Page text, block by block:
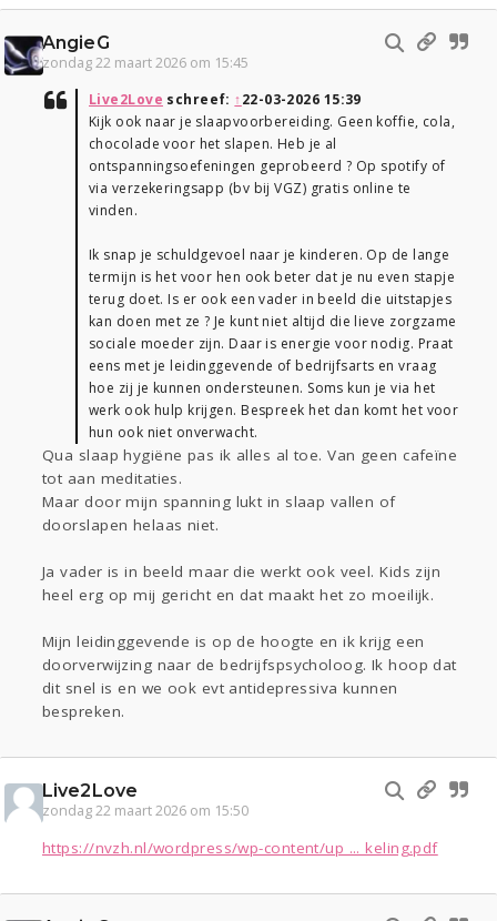
AngieG
zondag 22 maart 2026 om 15:45
Live2Love schreef: ↑22-03-2026 15:39
Kijk ook naar je slaapvoorbereiding. Geen koffie, cola,
chocolade voor het slapen. Heb je al
ontspanningsoefeningen geprobeerd ? Op spotify of
via verzekeringsapp (bv bij VGZ) gratis online te
vinden.
Ik snap je schuldgevoel naar je kinderen. Op de lange
termijn is het voor hen ook beter dat je nu even stapje
terug doet. Is er ook een vader in beeld die uitstapjes
kan doen met ze ? Je kunt niet altijd die lieve zorgzame
sociale moeder zijn. Daar is energie voor nodig. Praat
eens met je leidinggevende of bedrijfsarts en vraag
hoe zij je kunnen ondersteunen. Soms kun je via het
werk ook hulp krijgen. Bespreek het dan komt het voor
hun ook niet onverwacht.
Qua slaap hygiëne pas ik alles al toe. Van geen cafeïne
tot aan meditaties.
Maar door mijn spanning lukt in slaap vallen of
doorslapen helaas niet.
Ja vader is in beeld maar die werkt ook veel. Kids zijn
heel erg op mij gericht en dat maakt het zo moeilijk.
Mijn leidinggevende is op de hoogte en ik krijg een
doorverwijzing naar de bedrijfspsycholoog. Ik hoop dat
dit snel is en we ook evt antidepressiva kunnen
bespreken.
Live2Love
zondag 22 maart 2026 om 15:50
https://nvzh.nl/wordpress/wp-content/up ... keling.pdf